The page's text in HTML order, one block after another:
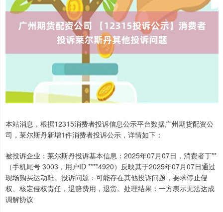
本站消息，根据12315消费者投诉信息公示平台数据广州期货配资公
司，莱尔斯丹新增1件消费者投诉公示，详情如下：
被投诉企业：莱尔斯丹投诉基本信息：2025年07月07日，消费者丁**
（手机尾号 3003，用户ID ****4920）反映其于2025年07月07日通过
现场购买运动鞋。投诉问题：可能存在其他投诉问题，要求停止侵
权、核定侵权责任，退赔费用，退货。处理结果：一方表示无法达成
调解协议